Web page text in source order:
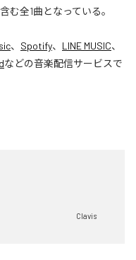
む全1曲となっている。
、 Spotify、 LINE MUSIC、
などの音楽配信サービスで
Clavis